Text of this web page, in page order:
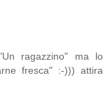
ragazzino" ma lo
fresca" :-))) attira